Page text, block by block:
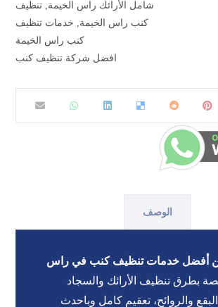
شامل الأرائك راس الخيمة تنظيف
كنب راس الخيمة
خدمات تنظيف
كنب راس الخيمة
افضل شركة تنظيف كنب
الوصف
أفضل خدمات تنظيف كنب في راس
بطرق تنظيف الأرائك والسجاد
البقع والروائح، تعقيم كامل وباحدث